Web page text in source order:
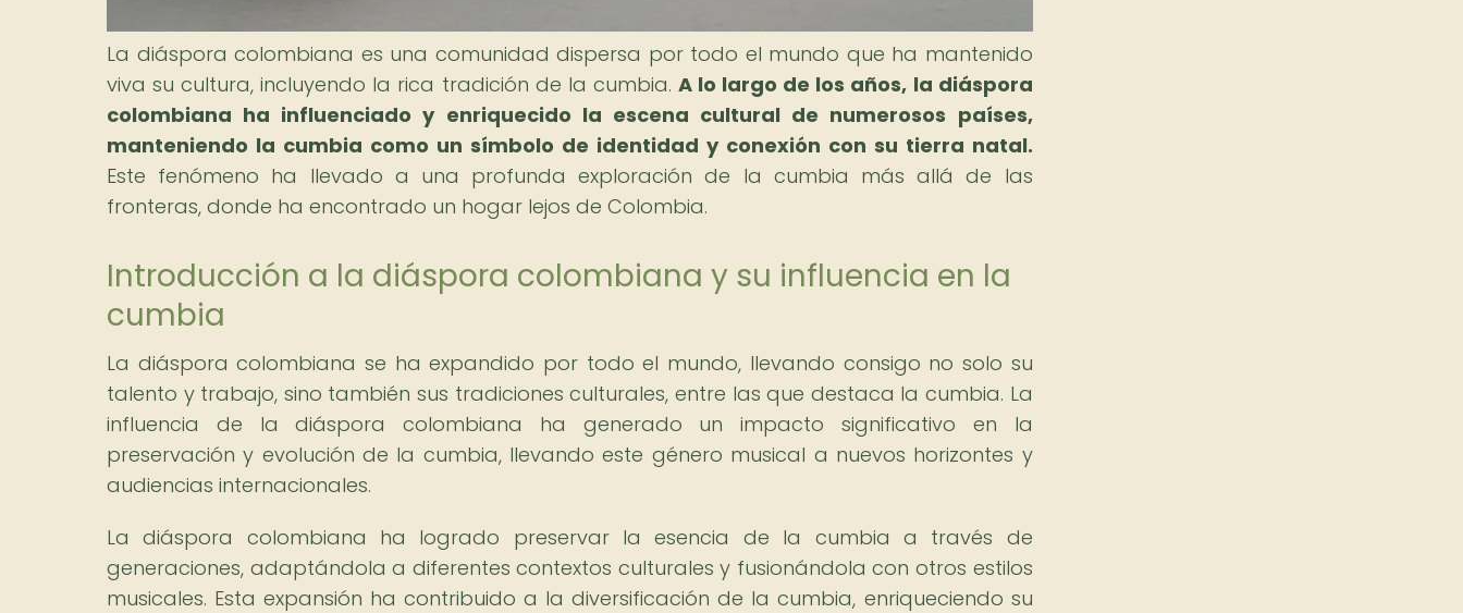
La diáspora colombiana es una comunidad dispersa por todo el mundo que ha mantenido
viva su cultura, incluyendo la rica tradición de la cumbia. A lo largo de los años, la diáspora
colombiana ha influenciado y enriquecido la escena cultural de numerosos países,
manteniendo la cumbia como un símbolo de identidad y conexión con su tierra natal.
Este fenómeno ha llevado a una profunda exploración de la cumbia más allá de las
fronteras, donde ha encontrado un hogar lejos de Colombia.
Introducción a la diáspora colombiana y su influencia en la
cumbia
La diáspora colombiana se ha expandido por todo el mundo, llevando consigo no solo su
talento y trabajo, sino también sus tradiciones culturales, entre las que destaca la cumbia. La
influencia de la diáspora colombiana ha generado un impacto significativo en la
preservación y evolución de la cumbia, llevando este género musical a nuevos horizontes y
audiencias internacionales.
La diáspora colombiana ha logrado preservar la esencia de la cumbia a través de
generaciones, adaptándola a diferentes contextos culturales y fusionándola con otros estilos
musicales. Esta expansión ha contribuido a la diversificación de la cumbia, enriqueciendo su